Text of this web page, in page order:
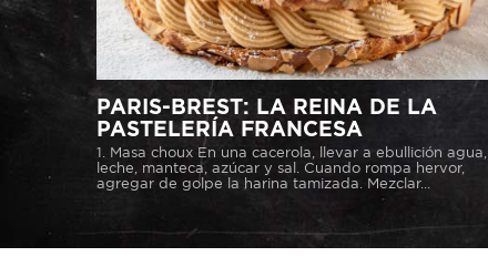
PARIS-BREST: LA REINA DE LA
PASTELERÍA FRANCESA
1. Masa choux En una cacerola, llevar a ebullición agua,
leche, manteca, azúcar y sal. Cuando rompa hervor,
agregar de golpe la harina tamizada. Mezclar...